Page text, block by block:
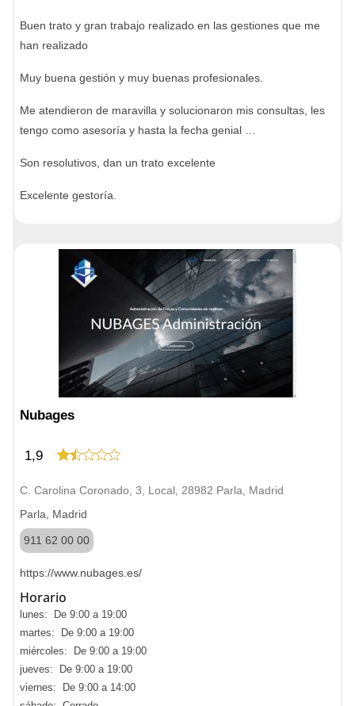
Buen trato y gran trabajo realizado en las gestiones que me
han realizado
Muy buena gestión y muy buenas profesionales.
Me atendieron de maravilla y solucionaron mis consultas, les
tengo como asesoría y hasta la fecha genial …
Son resolutivos, dan un trato excelente
Excelente gestoría.
Nubages
1,9
C. Carolina Coronado, 3, Local, 28982 Parla, Madrid
Parla, Madrid
911 62 00 00
https://www.nubages.es/
Horario
lunes: De 9:00 a 19:00
martes: De 9:00 a 19:00
miércoles: De 9:00 a 19:00
jueves: De 9:00 a 19:00
viernes: De 9:00 a 14:00